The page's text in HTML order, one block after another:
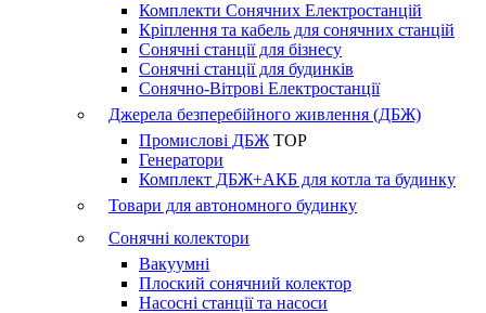
Комплекти Сонячних Електростанцій
Кріплення та кабель для сонячних станцій
Сонячні станції для бізнесу
Сонячні станції для будинків
Сонячно-Вітрові Електростанції
Джерела безперебійного живлення (ДБЖ)
Промислові ДБЖ TOP
Генератори
Комплект ДБЖ+АКБ для котла та будинку
Товари для автономного будинку
Сонячні колектори
Вакуумні
Плоский сонячний колектор
Насосні станції та насоси